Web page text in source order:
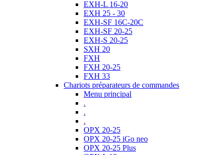
EXH-L 16-20
EXH 25 - 30
EXH-SF 16C-20C
EXH-SF 20-25
EXH-S 20-25
SXH 20
FXH
FXH 20-25
FXH 33
Chariots préparateurs de commandes
Menu principal
.
.
.
OPX 20-25
OPX 20-25 iGo neo
OPX 20-25 Plus